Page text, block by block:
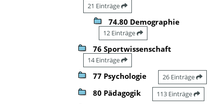
21 Einträge
74.80 Demographie
12 Einträge
76 Sportwissenschaft
14 Einträge
77 Psychologie 26 Einträge
80 Pädagogik 113 Einträge